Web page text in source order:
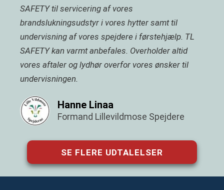
SAFETY til servicering af vores
brandslukningsudstyr i vores hytter samt til
undervisning af vores spejdere i førstehjælp. TL
SAFETY kan varmt anbefales. Overholder altid
vores aftaler og lydhør overfor vores ønsker til
undervisningen.
Hanne Linaa
Formand Lillevildmose Spejdere
SE FLERE UDTALELSER